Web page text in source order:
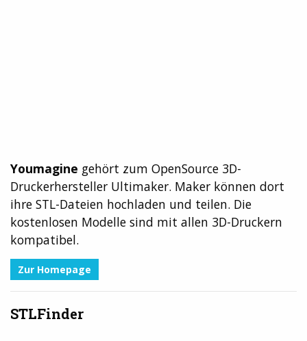
Youmagine gehört zum OpenSource 3D-
Druckerhersteller Ultimaker. Maker können dort
ihre STL-Dateien hochladen und teilen. Die
kostenlosen Modelle sind mit allen 3D-Druckern
kompatibel.
Zur Homepage
STLFinder